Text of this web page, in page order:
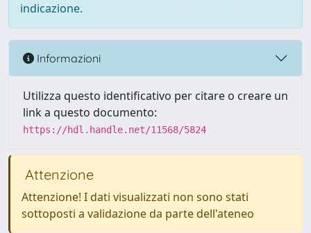
indicazione.
Informazioni
Utilizza questo identificativo per citare o creare un
link a questo documento:
https://hdl.handle.net/11568/5824
Attenzione
Attenzione! I dati visualizzati non sono stati
sottoposti a validazione da parte dell'ateneo